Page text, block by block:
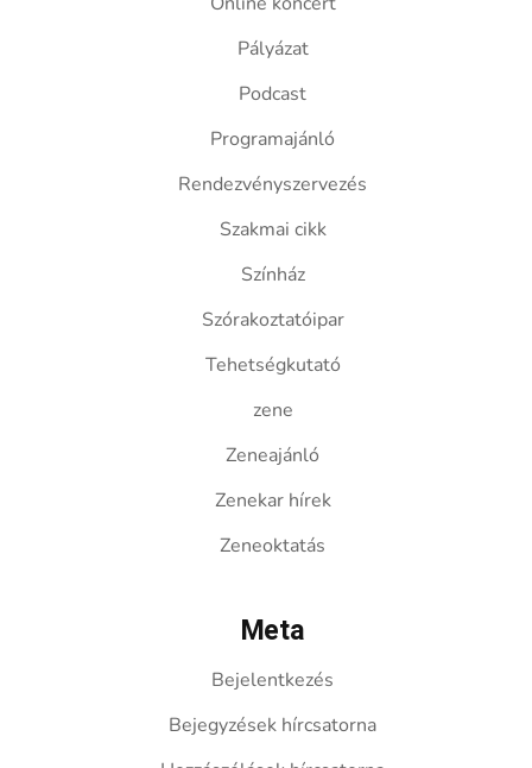
Pályázat
Podcast
Programajánló
Rendezvényszervezés
Szakmai cikk
Színház
Szórakoztatóipar
Tehetségkutató
zene
Zeneajánló
Zenekar hírek
Zeneoktatás
Meta
Bejelentkezés
Bejegyzések hírcsatorna